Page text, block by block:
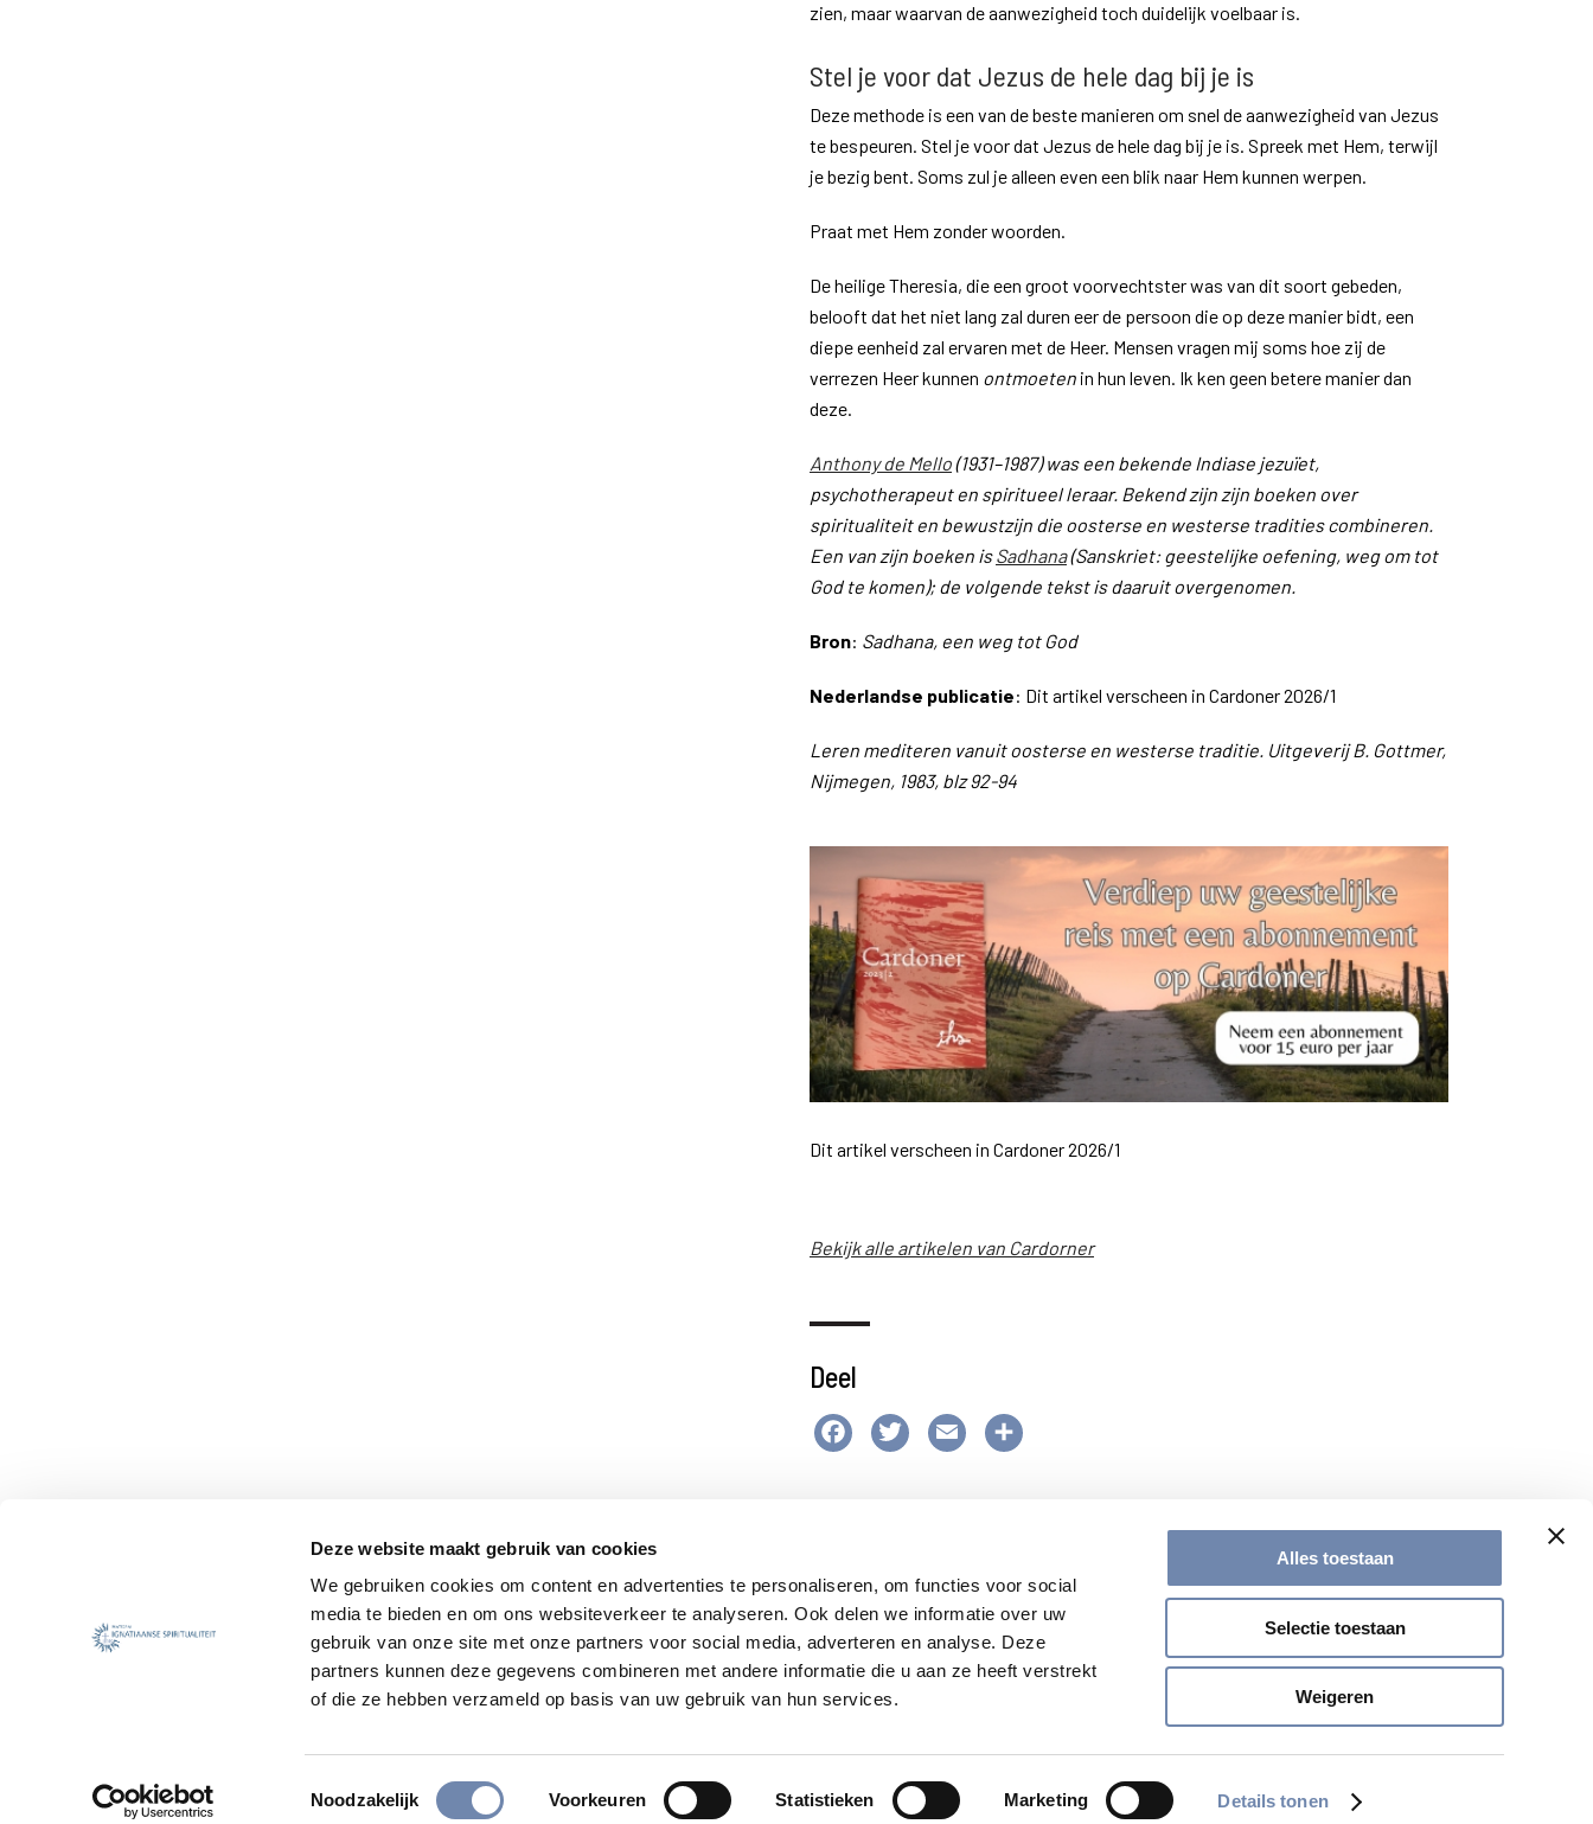
Deze website maakt gebruik van cookies
We gebruiken cookies om content en advertenties te personaliseren, om functies voor social
media te bieden en om ons websiteverkeer te analyseren. Ook delen we informatie over uw
gebruik van onze site met onze partners voor social media, adverteren en analyse. Deze
partners kunnen deze gegevens combineren met andere informatie die u aan ze heeft verstrekt
of die ze hebben verzameld op basis van uw gebruik van hun services.
Toestemmingsselectie
Noodzakelijk Voorkeuren Statistieken Marketing Details tonen
Alles toestaan
Selectie toestaan
Weigeren
zien, maar waarvan de aanwezigheid toch duidelijk voelbaar is.
Stel je voor dat Jezus de hele dag bij je is
Deze methode is een van de beste manieren om snel de aanwezigheid van Jezus
te bespeuren. Stel je voor dat Jezus de hele dag bij je is. Spreek met Hem, terwijl
je bezig bent. Soms zul je alleen even een blik naar Hem kunnen werpen.
Praat met Hem zonder woorden.
De heilige Theresia, die een groot voorvechtster was van dit soort gebeden,
belooft dat het niet lang zal duren eer de persoon die op deze manier bidt, een
diepe eenheid zal ervaren met de Heer. Mensen vragen mij soms hoe zij de
verrezen Heer kunnen ontmoeten in hun leven. Ik ken geen betere manier dan
deze.
Anthony de Mello(1931–1987) was een bekende Indiase jezuïet,
psychotherapeut en spiritueel leraar. Bekend zijn zijn boeken over
spiritualiteit en bewustzijn die oosterse en westerse tradities combineren.
Een van zijn boeken isSadhana(Sanskriet: geestelijke oefening, weg om tot
God te komen); de volgende tekst is daaruit overgenomen.
Bron: Sadhana, een weg tot God
Nederlandse publicatie: Dit artikel verscheen in Cardoner 2026/1
Leren mediteren vanuit oosterse en westerse traditie. Uitgeverij B. Gottmer,
Nijmegen, 1983, blz 92-94
Dit artikel verscheen in Cardoner 2026/1
Bekijk alle artikelen van Cardorner
Deel
FacebookTwitter Email